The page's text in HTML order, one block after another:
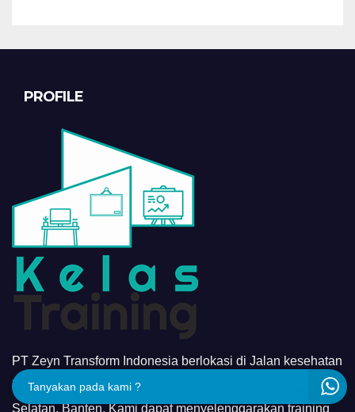
PROFILE
PT Zeyn Transform Indonesia berlokasi di Jalan kesehatan
II No. 168D, Cipayung, Kec. Ciputat, Kota Tanggerang
Selatan, Banten. Kami dapat menyelenggarakan training
Tanyakan pada kami ?